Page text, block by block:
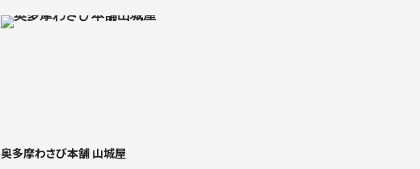
[…]
奥多摩わさび本舗 山城屋